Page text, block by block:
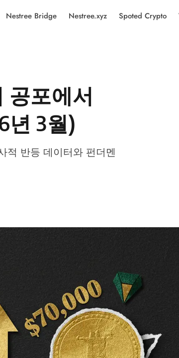
Nestree Bridge Nestree.xyz Spoted Crypto
공포에서
년 3월)
적 반등 데이터와 펀더멘